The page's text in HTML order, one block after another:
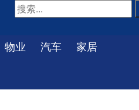
物业 汽车 家居